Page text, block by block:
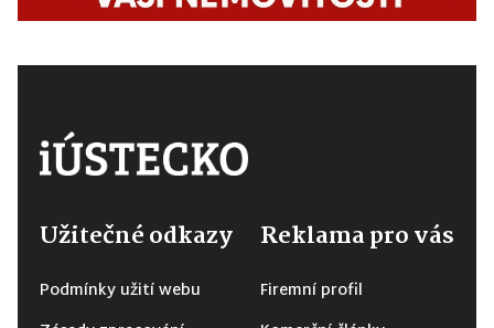
Užitečné odkazy
Podmínky užití webu
Reklama pro vás
Firemní profil